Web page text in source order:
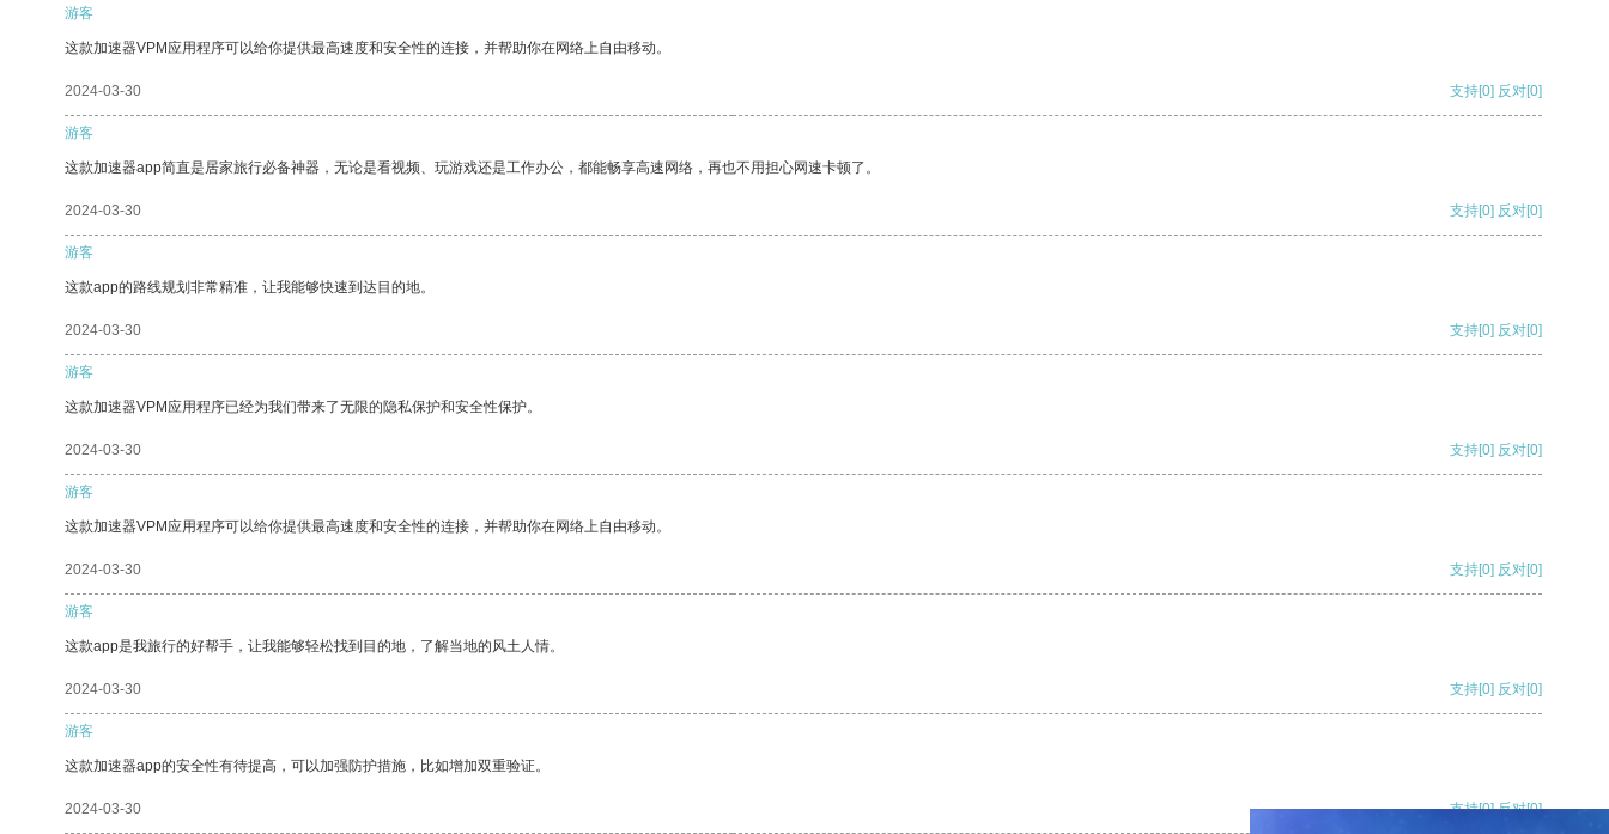
游客
这款加速器VPM应用程序可以给你提供最高速度和安全性的连接，并帮助你在网络上自由移动。
2024-03-30 支持[0] 反对[0]
游客
这款加速器app简直是居家旅行必备神器，无论是看视频、玩游戏还是工作办公，都能畅享高速网络，再也不用担心网速卡顿了。
2024-03-30 支持[0] 反对[0]
游客
这款app的路线规划非常精准，让我能够快速到达目的地。
2024-03-30 支持[0] 反对[0]
游客
这款加速器VPM应用程序已经为我们带来了无限的隐私保护和安全性保护。
2024-03-30 支持[0] 反对[0]
游客
这款加速器VPM应用程序可以给你提供最高速度和安全性的连接，并帮助你在网络上自由移动。
2024-03-30 支持[0] 反对[0]
游客
这款app是我旅行的好帮手，让我能够轻松找到目的地，了解当地的风土人情。
2024-03-30 支持[0] 反对[0]
游客
这款加速器app的安全性有待提高，可以加强防护措施，比如增加双重验证。
2024-03-30 支持[0] 反对[0]